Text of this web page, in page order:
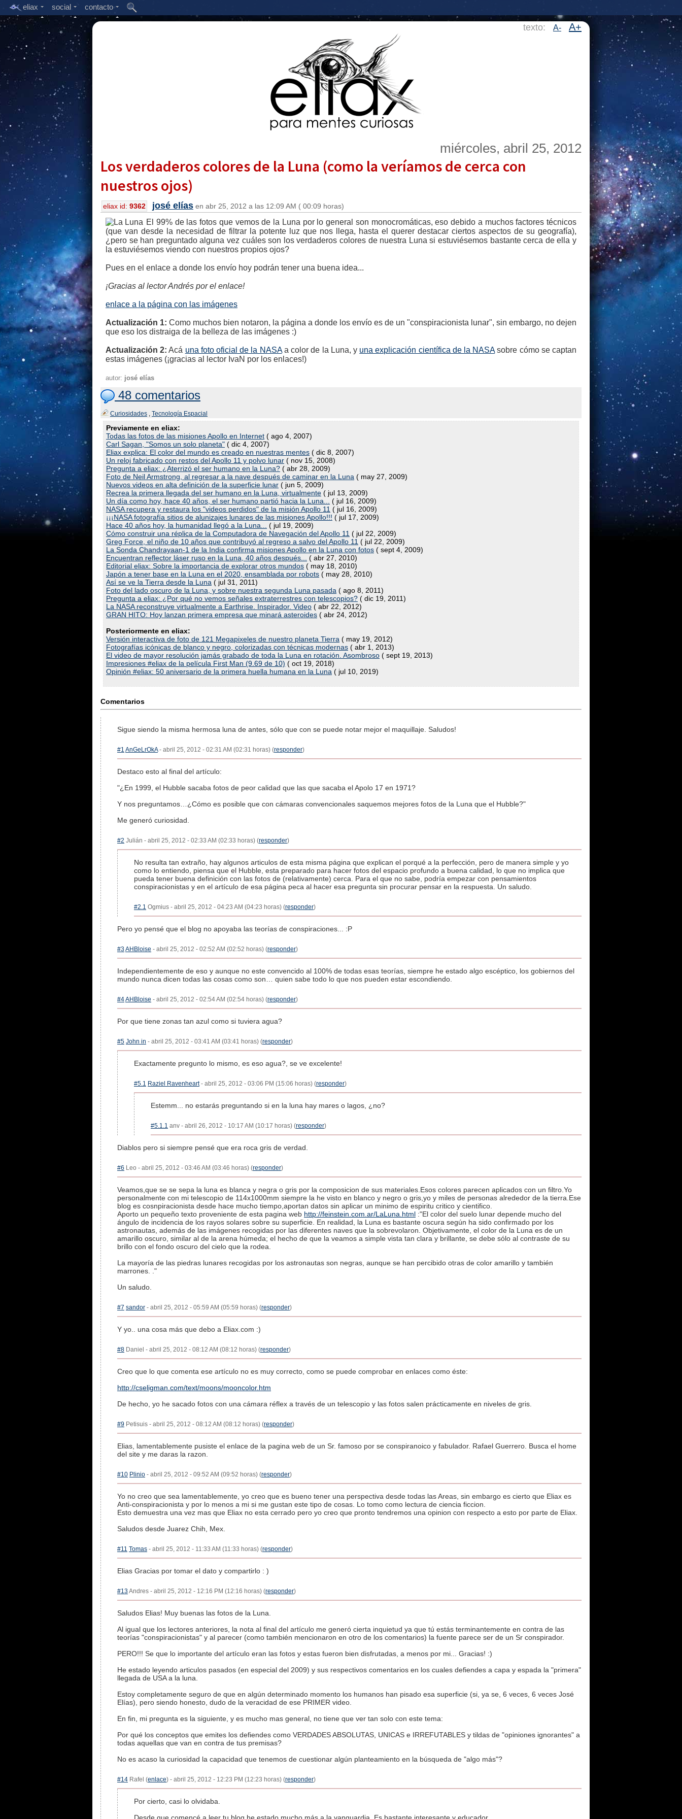
eliax social contacto
texto: A- A+
miércoles, abril 25, 2012
Los verdaderos colores de la Luna (como la veríamos de cerca con
nuestros ojos)
eliax id: 9362 josé elías en abr 25, 2012 a las 12:09 AM ( 00:09 horas)
El 99% de las fotos que vemos de la Luna por lo general son monocromáticas, eso debido a muchos factores técnicos
(que van desde la necesidad de filtrar la potente luz que nos llega, hasta el querer destacar ciertos aspectos de su geografía),
¿pero se han preguntado alguna vez cuáles son los verdaderos colores de nuestra Luna si estuviésemos bastante cerca de ella y
la estuviésemos viendo con nuestros propios ojos?
Pues en el enlace a donde los envío hoy podrán tener una buena idea...
¡Gracias al lector Andrés por el enlace!
enlace a la página con las imágenes
Actualización 1: Como muchos bien notaron, la página a donde los envío es de un "conspiracionista lunar", sin embargo, no dejen
que eso los distraiga de la belleza de las imágenes :)
Actualización 2: Acá una foto oficial de la NASAa color de la Luna, y una explicación científica de la NASAsobre cómo se captan
estas imágenes (¡gracias al lector IvaN por los enlaces!)
autor: josé elías
48 comentarios
Curiosidades , Tecnología Espacial
Previamente en eliax:
Todas las fotos de las misiones Apollo en Internet ( ago 4, 2007)
Carl Sagan, "Somos un solo planeta" ( dic 4, 2007)
Eliax explica: El color del mundo es creado en nuestras mentes ( dic 8, 2007)
Un reloj fabricado con restos del Apollo 11 y polvo lunar ( nov 15, 2008)
Pregunta a eliax: ¿Aterrizó el ser humano en la Luna? ( abr 28, 2009)
Foto de Neil Armstrong, al regresar a la nave después de caminar en la Luna ( may 27, 2009)
Nuevos videos en alta definición de la superficie lunar ( jun 5, 2009)
Recrea la primera llegada del ser humano en la Luna, virtualmente ( jul 13, 2009)
Un día como hoy, hace 40 años, el ser humano partió hacia la Luna...
( jul 16, 2009)
NASA recupera y restaura los "videos perdidos" de la misión Apollo 11 ( jul 16, 2009)
¡¡¡NASA fotografía sitios de alunizajes lunares de las misiones Apollo!!! ( jul 17, 2009)
Hace 40 años hoy, la humanidad llegó a la Luna...
( jul 19, 2009)
Cómo construir una réplica de la Computadora de Navegación del Apollo 11 ( jul 22, 2009)
Greg Force, el niño de 10 años que contribuyó al regreso a salvo del Apollo 11 ( jul 22, 2009)
La Sonda Chandrayaan-1 de la India confirma misiones Apollo en la Luna con fotos ( sept 4, 2009)
Encuentran reflector láser ruso en la Luna, 40 años después...
( abr 27, 2010)
Editorial eliax: Sobre la importancia de explorar otros mundos ( may 18, 2010)
Japón a tener base en la Luna en el 2020, ensamblada por robots ( may 28, 2010)
Así se ve la Tierra desde la Luna ( jul 31, 2011)
Foto del lado oscuro de la Luna, y sobre nuestra segunda Luna pasada ( ago 8, 2011)
Pregunta a eliax: ¿Por qué no vemos señales extraterrestres con telescopios? ( dic 19, 2011)
La NASA reconstruye virtualmente a Earthrise. Inspirador. Video ( abr 22, 2012)
GRAN HITO: Hoy lanzan primera empresa que minará asteroides ( abr 24, 2012)
Posteriormente en eliax:
Versión interactiva de foto de 121 Megapixeles de nuestro planeta Tierra ( may 19, 2012)
Fotografías icónicas de blanco y negro, colorizadas con técnicas modernas ( abr 1, 2013)
El video de mayor resolución jamás grabado de toda la Luna en rotación. Asombroso ( sept 19, 2013)
Impresiones #eliax de la película First Man (9.69 de 10) ( oct 19, 2018)
Opinión #eliax: 50 aniversario de la primera huella humana en la Luna ( jul 10, 2019)
Comentarios
Sigue siendo la misma hermosa luna de antes, sólo que con se puede notar mejor el maquillaje. Saludos!
#1 AnGeLrOkA- abril 25, 2012 - 02:31 AM (02:31 horas) (responder)
Destaco esto al final del artículo:
"¿En 1999, el Hubble sacaba fotos de peor calidad que las que sacaba el Apolo 17 en 1971?
Y nos preguntamos…¿Cómo es posible que con cámaras convencionales saquemos mejores fotos de la Luna que el Hubble?"
Me generó curiosidad.
#2 Julián - abril 25, 2012 - 02:33 AM (02:33 horas) (responder)
No resulta tan extraño, hay algunos articulos de esta misma página que explican el porqué a la perfección, pero de manera simple y yo
como lo entiendo, piensa que el Hubble, esta preparado para hacer fotos del espacio profundo a buena calidad, lo que no implica que
pueda tener buena definición con las fotos de (relativamente) cerca. Para el que no sabe, podría empezar con pensamientos
conspiracionistas y en el artículo de esa página peca al hacer esa pregunta sin procurar pensar en la respuesta. Un saludo.
#2.1 Ogmius - abril 25, 2012 - 04:23 AM (04:23 horas) (responder)
Pero yo pensé que el blog no apoyaba las teorías de conspiraciones... :P
#3AHBloise - abril 25, 2012 - 02:52 AM (02:52 horas) (responder)
Independientemente de eso y aunque no este convencido al 100% de todas esas teorías, siempre he estado algo escéptico, los gobiernos del
mundo nunca dicen todas las cosas como son… quien sabe todo lo que nos pueden estar escondiendo.
#4AHBloise - abril 25, 2012 - 02:54 AM (02:54 horas) (responder)
Por que tiene zonas tan azul como si tuviera agua?
#5 John in - abril 25, 2012 - 03:41 AM (03:41 horas) (responder)
Exactamente pregunto lo mismo, es eso agua?, se ve excelente!
#5.1 Raziel Ravenheart- abril 25, 2012 - 03:06 PM (15:06 horas) (responder)
Estemm... no estarás preguntando si en la luna hay mares o lagos, ¿no?
#5.1.1 anv - abril 26, 2012 - 10:17 AM (10:17 horas) (responder)
Diablos pero si siempre pensé que era roca gris de verdad.
#6 Leo - abril 25, 2012 - 03:46 AM (03:46 horas) (responder)
Veamos,que se se sepa la luna es blanca y negra o gris por la composicion de sus materiales.Esos colores parecen aplicados con un filtro.Yo
personalmente con mi telescopio de 114x1000mm siempre la he visto en blanco y negro o gris,yo y miles de personas alrededor de la tierra.Ese
blog es cosnpiracionista desde hace mucho tiempo,aportan datos sin aplicar un minimo de espiritu critico y cientifico.
Aporto un pequeño texto proveniente de esta pagina web http://feinstein.com.ar/LaLuna.html :"El color del suelo lunar depende mucho del
ángulo de incidencia de los rayos solares sobre su superficie. En realidad, la Luna es bastante oscura según ha sido confirmado por los
astronautas, además de las imágenes recogidas por las diferentes naves que la sobrevolaron. Objetivamente, el color de la Luna es de un
amarillo oscuro, similar al de la arena húmeda; el hecho de que la veamos a simple vista tan clara y brillante, se debe sólo al contraste de su
brillo con el fondo oscuro del cielo que la rodea.
La mayoría de las piedras lunares recogidas por los astronautas son negras, aunque se han percibido otras de color amarillo y también
marrones. ."
Un saludo.
#7 sandor - abril 25, 2012 - 05:59 AM (05:59 horas) (responder)
Y yo.. una cosa más que debo a Eliax.com :)
#8 Daniel - abril 25, 2012 - 08:12 AM (08:12 horas) (responder)
Creo que lo que comenta ese artículo no es muy correcto, como se puede comprobar en enlaces como éste:
http://cseligman.com/text/moons/mooncolor.htm
De hecho, yo he sacado fotos con una cámara réflex a través de un telescopio y las fotos salen prácticamente en niveles de gris.
#9 Petisuis - abril 25, 2012 - 08:12 AM (08:12 horas) (responder)
Elias, lamentablemente pusiste el enlace de la pagina web de un Sr. famoso por se conspiranoico y fabulador. Rafael Guerrero. Busca el home
del site y me daras la razon.
#10 Plinio - abril 25, 2012 - 09:52 AM (09:52 horas) (responder)
Yo no creo que sea lamentablemente, yo creo que es bueno tener una perspectiva desde todas las Areas, sin embargo es cierto que Eliax es
Anti-conspiracionista y por lo menos a mi si me gustan este tipo de cosas. Lo tomo como lectura de ciencia ficcion.
Esto demuestra una vez mas que Eliax no esta cerrado pero yo creo que pronto tendremos una opinion con respecto a esto por parte de Eliax.
Saludos desde Juarez Chih, Mex.
#11 Tomas - abril 25, 2012 - 11:33 AM (11:33 horas) (responder)
Elias Gracias por tomar el dato y compartirlo : )
#13Andres - abril 25, 2012 - 12:16 PM (12:16 horas) (responder)
Saludos Elias! Muy buenas las fotos de la Luna.
Al igual que los lectores anteriores, la nota al final del artículo me generó cierta inquietud ya que tú estás terminantemente en contra de las
teorías "conspiracionistas" y al parecer (como también mencionaron en otro de los comentarios) la fuente parece ser de un Sr conspirador.
PERO!!! Se que lo importante del artículo eran las fotos y estas fueron bien disfrutadas, a menos por mi... Gracias! :)
He estado leyendo articulos pasados (en especial del 2009) y sus respectivos comentarios en los cuales defiendes a capa y espada la "primera"
llegada de USA a la luna.
Estoy completamente seguro de que en algún determinado momento los humanos han pisado esa superficie (si, ya se, 6 veces, 6 veces José
Elías), pero siendo honesto, dudo de la veracidad de ese PRIMER video.
En fin, mi pregunta es la siguiente, y es mucho mas general, no tiene que ver tan solo con este tema:
Por qué los conceptos que emites los defiendes como VERDADES ABSOLUTAS, UNICAS e IRREFUTABLES y tildas de "opiniones ignorantes" a
todas aquellas que van en contra de tus premisas?
No es acaso la curiosidad la capacidad que tenemos de cuestionar algún planteamiento en la búsqueda de "algo más"?
#14 Rafel (enlace) - abril 25, 2012 - 12:23 PM (12:23 horas) (responder)
Por cierto, casi lo olvidaba.